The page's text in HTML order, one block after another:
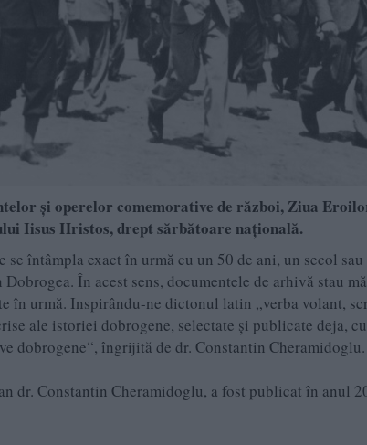
și operelor comemorative de război, Ziua
Iisus Hristos, drept sărbătoare națională.
întâmpla exact în urmă cu un 50 de ani, un secol sau
În acest sens, documentele de arhivă stau
în urmă. Inspirându-ne dictonul latin „verba volant,
ale istoriei dobrogene, selectate și publicate deja, cu
dobrogene“, îngrijită de dr. Constantin Cheramidoglu.
dr. Constantin Cheramidoglu, a fost publicat în anul